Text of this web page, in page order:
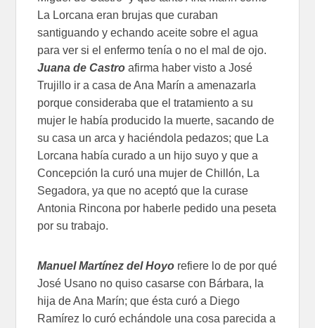
La Lorcana eran brujas que curaban
santiguando y echando aceite sobre el agua
para ver si el enfermo tenía o no el mal de ojo.
Juana de Castro afirma haber visto a José
Trujillo ir a casa de Ana Marín a amenazarla
porque consideraba que el tratamiento a su
mujer le había producido la muerte, sacando de
su casa un arca y haciéndola pedazos; que La
Lorcana había curado a un hijo suyo y que a
Concepción la curó una mujer de Chillón, La
Segadora, ya que no aceptó que la curase
Antonia Rincona por haberle pedido una peseta
por su trabajo.
Manuel Martínez del Hoyo refiere lo de por qué
José Usano no quiso casarse con Bárbara, la
hija de Ana Marín; que ésta curó a Diego
Ramírez lo curó echándole una cosa parecida a